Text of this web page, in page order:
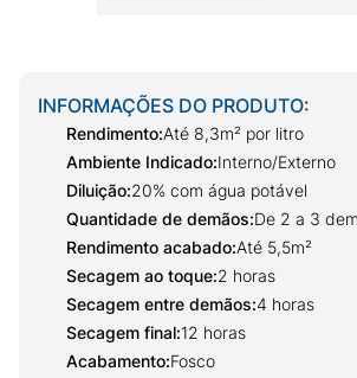
INFORMAÇÕES DO PRODUTO:
Rendimento:Até 8,3m² por litro
Ambiente Indicado:Interno/Externo
Diluição:20% com água potável
Quantidade de demãos:De 2 a 3
Rendimento acabado:Até 5,5m²
Secagem ao toque:2 horas
Secagem entre demãos:4 horas
Secagem final:12 horas
Acabamento:Fosco